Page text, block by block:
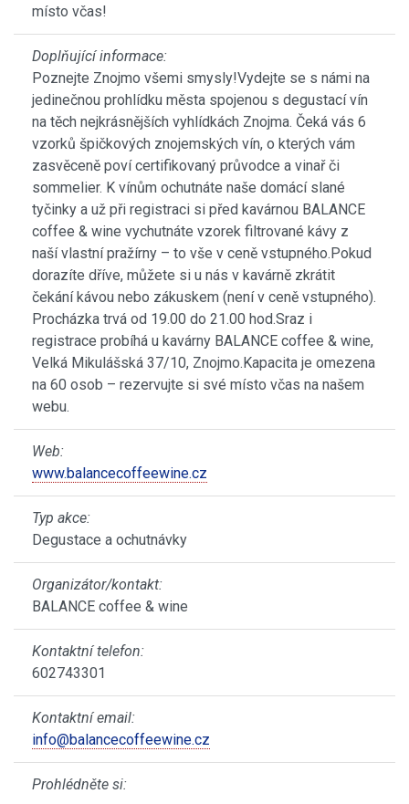
místo včas!
Doplňující informace:
Poznejte Znojmo všemi smysly!Vydejte se s námi na
jedinečnou prohlídku města spojenou s degustací vín
na těch nejkrásnějších vyhlídkách Znojma. Čeká vás 6
vzorků špičkových znojemských vín, o kterých vám
zasvěceně poví certifikovaný průvodce a vinař či
sommelier. K vínům ochutnáte naše domácí slané
tyčinky a už při registraci si před kavárnou BALANCE
coffee & wine vychutnáte vzorek filtrované kávy z
naší vlastní pražírny – to vše v ceně vstupného.Pokud
dorazíte dříve, můžete si u nás v kavárně zkrátit
čekání kávou nebo zákuskem (není v ceně vstupného).
Procházka trvá od 19.00 do 21.00 hod.Sraz i
registrace probíhá u kavárny BALANCE coffee & wine,
Velká Mikulášská 37/10, Znojmo.Kapacita je omezena
na 60 osob – rezervujte si své místo včas na našem
webu.
Web:
www.balancecoffeewine.cz
Typ akce:
Degustace a ochutnávky
Organizátor/kontakt:
BALANCE coffee & wine
Kontaktní telefon:
602743301
Kontaktní email:
info@balancecoffeewine.cz
Prohlédněte si: